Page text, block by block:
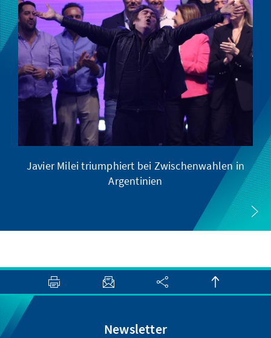
Javier Milei triumphiert bei Zwischenwahlen in
Argentinien
Newsletter